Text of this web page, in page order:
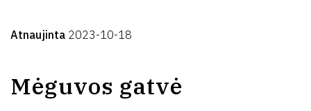
Atnaujinta 2023-10-18
Mėguvos gatvė